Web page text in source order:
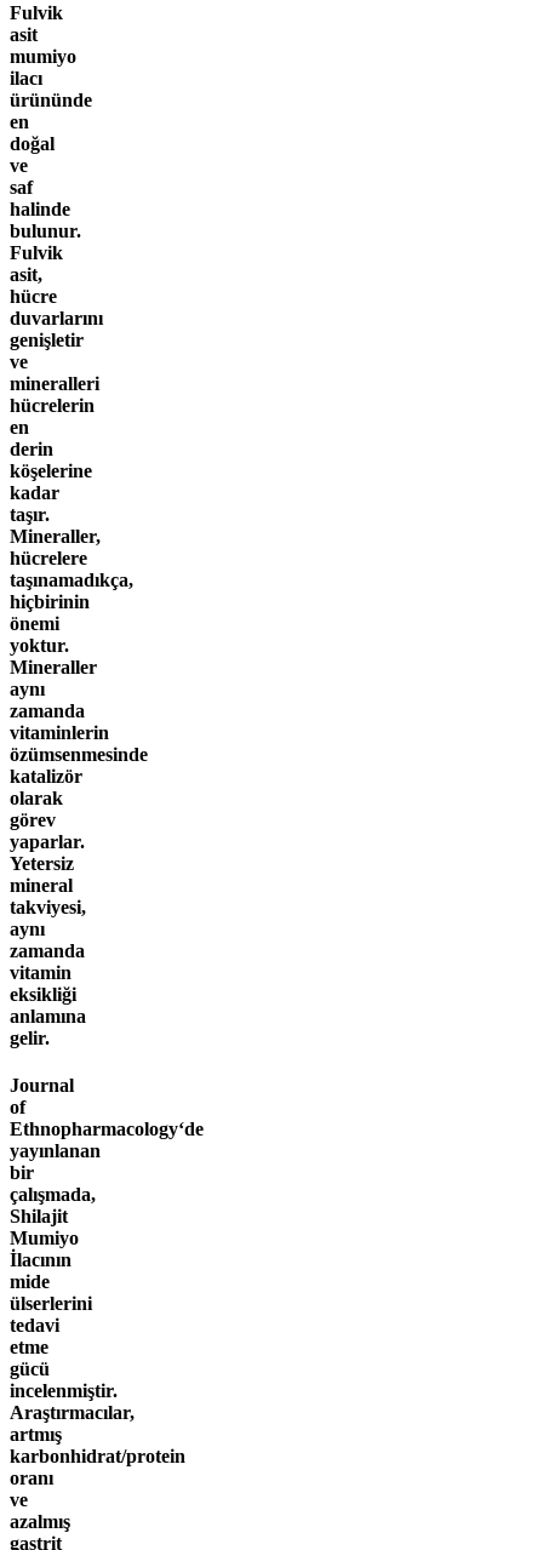
Fulvik
asit
mumiyo
ilacı
ürününde
en
doğal
ve
saf
halinde
bulunur.
Fulvik
asit,
hücre
duvarlarını
genişletir
ve
mineralleri
hücrelerin
en
derin
köşelerine
kadar
taşır.
Mineraller,
hücrelere
taşınamadıkça,
hiçbirinin
önemi
yoktur.
Mineraller
aynı
zamanda
vitaminlerin
özümsenmesinde
katalizör
olarak
görev
yaparlar.
Yetersiz
mineral
takviyesi,
aynı
zamanda
vitamin
eksikliği
anlamına
gelir.
Journal
of
Ethnopharmacology‘de
yayınlanan
bir
çalışmada,
Shilajit
Mumiyo
İlacının
mide
ülserlerini
tedavi
etme
gücü
incelenmiştir.
Araştırmacılar,
artmış
karbonhidrat/protein
oranı
ve
azalmış
gastrit